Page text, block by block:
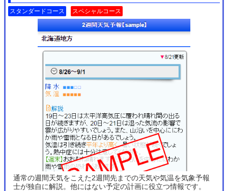
スタンダードコース スペシャルコース
通常の週間天気をこえた2週間先までの天気や気温を気象予報
士が独自に解説。他にはない予定の計画に役立つ情報です。